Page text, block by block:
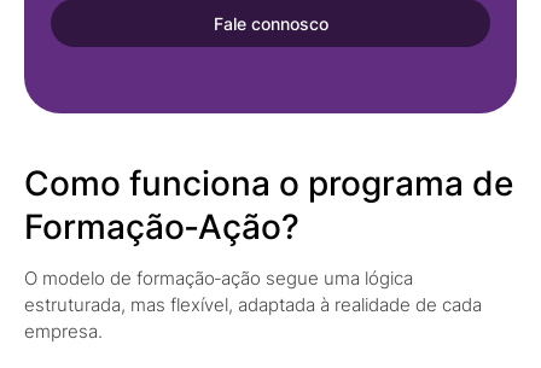
Fale connosco
Como funciona o programa de
Formação‑Ação?
O modelo de formação‑ação segue uma lógica
estruturada, mas flexível, adaptada à realidade de cada
empresa.